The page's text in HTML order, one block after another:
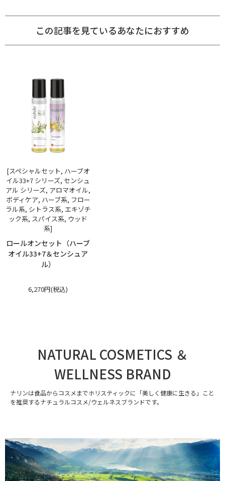
この記事を見ているあなたにおすすめ
[スペシャルセット, ハーブオ
イル33+7 シリーズ, センシュ
アル シリーズ, アロマオイル,
ボディケア, ハーブ系, フロー
ラル系, シトラス系, エキゾチ
ック系, スパイス系, ウッド
系]
ロールオンセット（ハーブ
オイル33+7＆センシュア
ル）
6,270円(税込)
NATURAL COSMETICS ＆
WELLNESS BRAND
ナリンは食品からコスメまでホリスティックに「美しく健康に生きる」こと
を推奨するナチュラルコスメ/ウェルネスブランドです。